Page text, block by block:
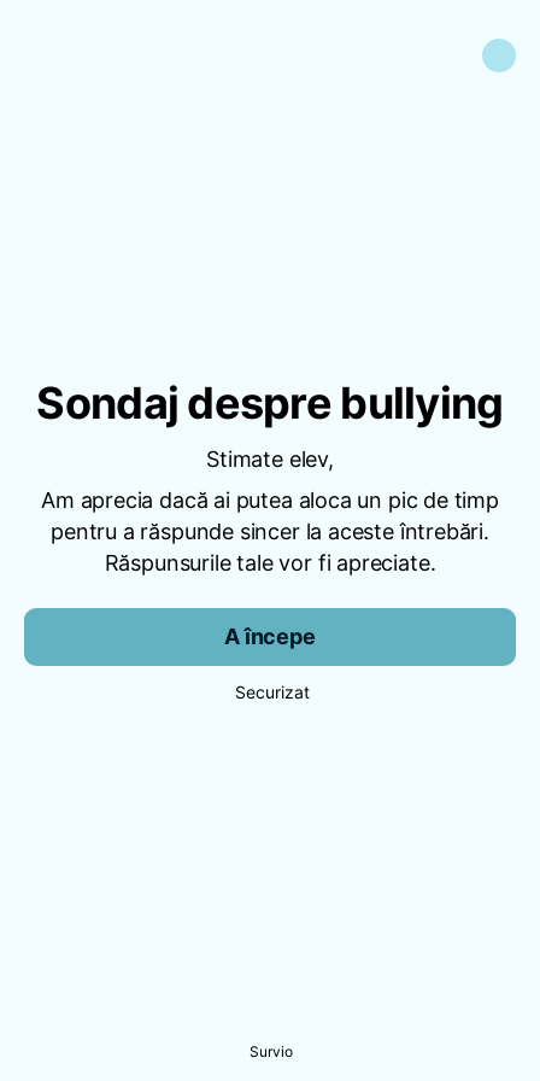
Sondaj despre bullying
Stimate elev,
Am aprecia dacă ai putea aloca un pic de timp
pentru a răspunde sincer la aceste întrebări.
Răspunsurile tale vor fi apreciate.
A începe
Securizat
Survio